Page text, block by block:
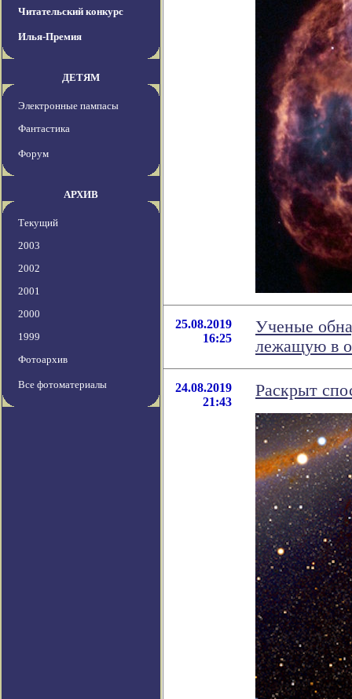
Читательский конкурс
Илья-Премия
ДЕТЯМ
Электронные пампасы
Фантастика
Форум
АРХИВ
Текущий
2003
2002
2001
2000
1999
Фотоархив
Все фотоматериалы
25.08.2019
16:25
Ученые
лежащую в
24.08.2019
21:43
Раскрыт